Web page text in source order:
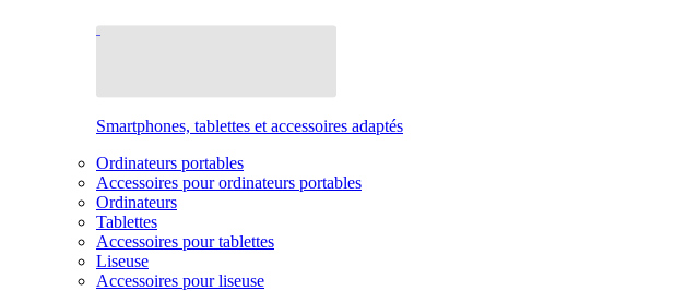
Smartphones, tablettes et accessoires adaptés
Ordinateurs portables
Accessoires pour ordinateurs portables
Ordinateurs
Tablettes
Accessoires pour tablettes
Liseuse
Accessoires pour liseuse